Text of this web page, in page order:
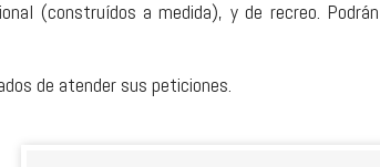
(construídos a medida), y de recreo.
de atender sus peticiones.